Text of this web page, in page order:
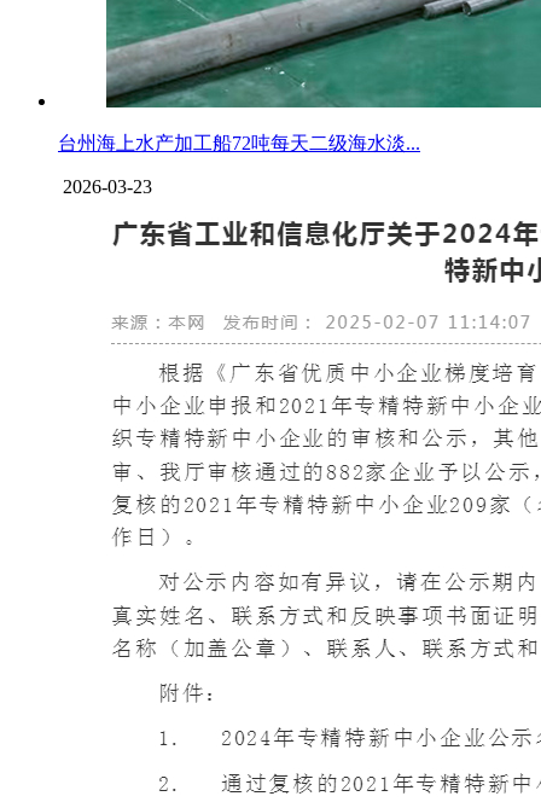
台州海上水产加工船72吨每天二级海水淡...
2026-03-23